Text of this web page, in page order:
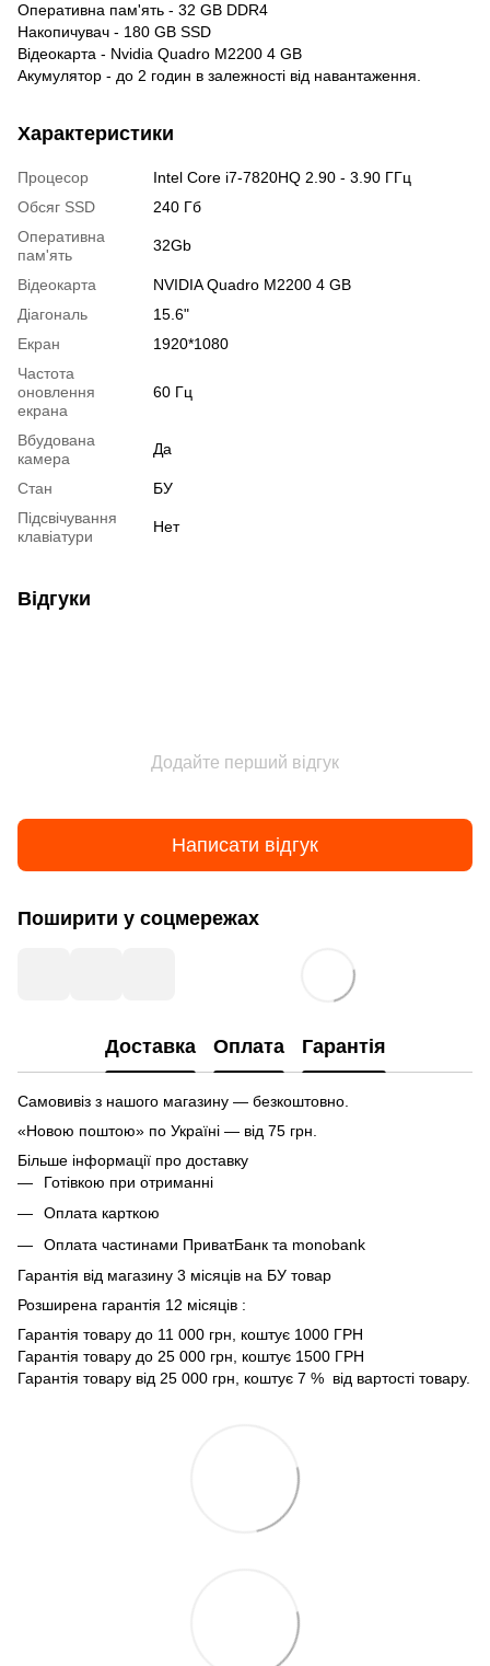
Оперативна пам'ять - 32 GB DDR4
Накопичувач - 180 GB SSD
Відеокарта - Nvidia Quadro M2200 4 GB
Акумулятор - до 2 годин в залежності від навантаження.
Характеристики
Процесор
Intel Core i7-7820HQ 2.90 - 3.90 ГГц
Обсяг SSD
240 Гб
Оперативна
пам'ять
32Gb
Відеокарта
NVIDIA Quadro M2200 4 GB
Діагональ
15.6"
Екран
1920*1080
Частота
оновлення
екрана
60 Гц
Вбудована
камера
Да
Стан
БУ
Підсвічування
клавіатури
Нет
Відгуки
Додайте перший відгук
Написати відгук
Поширити у соцмережах
Доставка Оплата Гарантія
Самовивіз з нашого магазину — безкоштовно.
«Новою поштою» по Україні — від 75 грн.
Більше інформації про доставку
Готівкою при отриманні
Оплата карткою
Оплата частинами ПриватБанк та monobank
Гарантія від магазину 3 місяців на БУ товар
Розширена гарантія 12 місяців :
Гарантія товару до 11 000 грн, коштує 1000 ГРН
Гарантія товару до 25 000 грн, коштує 1500 ГРН
Гарантія товару від 25 000 грн, коштує 7 % від вартості товару.